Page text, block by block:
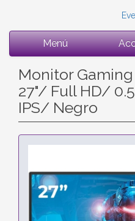
Menú
Monitor Gaming
27"/ Full HD/
IPS/ Negro